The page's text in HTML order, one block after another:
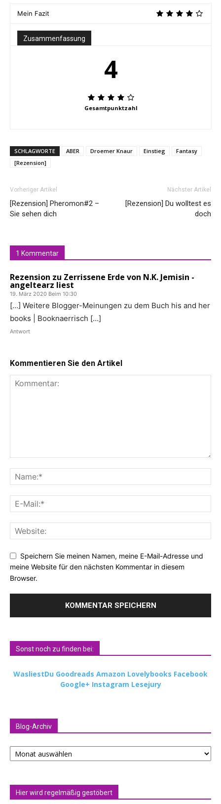
Mein Fazit
Zusammenfassung
4
Gesamtpunktzahl
SCHLAGWORTE ABER Droemer Knaur Einstieg
Fantasy
[Rezension]
Vorheriger Artikel
[Rezension] Pheromon#2 –
Sie sehen dich
Nächster Artikel
[Rezension] Du wolltest es
doch
1 Kommentar
Rezension zu Zerrissene Erde von N.K. Jemisin -
angeltearz liest
19. März 2020 Beim 10:30
[…] Weitere Blogger-Meinungen zu dem Buch his and her
books | Booknaerrisch […]
Antwort
Kommentieren Sie den Artikel
Speichern Sie meinen Namen, meine E-Mail-Adresse und
meine Website für den nächsten Kommentar in diesem
Browser.
Sonst noch zu finden bei:
WasliestDu Goodreads Amazon Lovelybooks Facebook
Google+ Instagram Lesejury
Blog-Archiv
Blog-
Archiv
Hier wird regelmäßig gestöbert